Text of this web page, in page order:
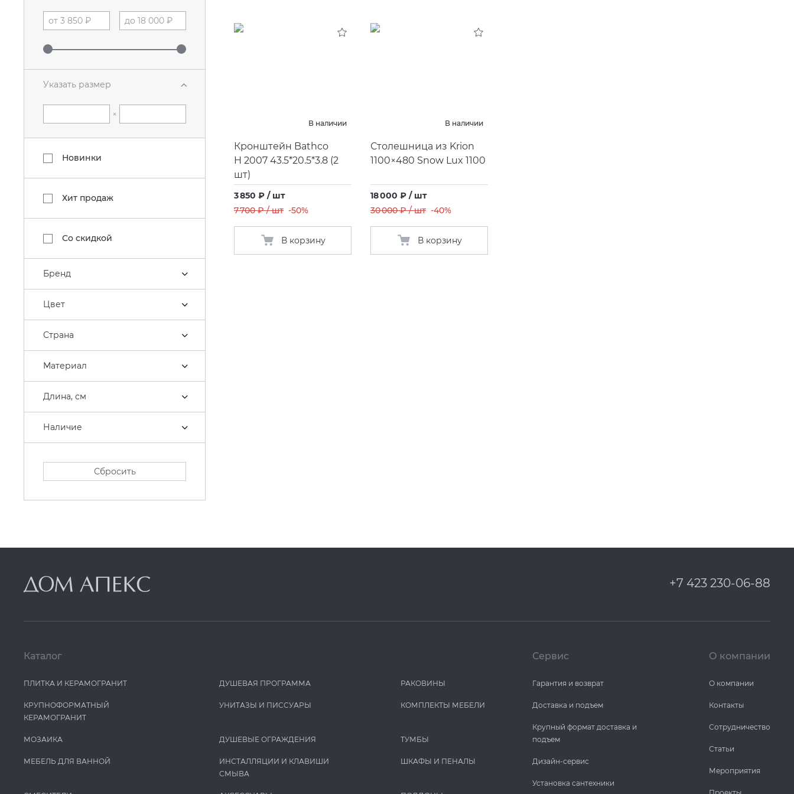
Указать размер
×
Новинки
Хит продаж
Со скидкой
Бренд
Цвет
Страна
Материал
Длина, см
Наличие
Сбросить
В наличии
Кронштейн Bathco
H 2007 43.5*20.5*3.8 (2
шт)
3 850 ₽ / шт
7 700 ₽ / шт -50%
В корзину
В наличии
Столешница из Krion
1100×480 Snow Lux 1100
18 000 ₽ / шт
30 000 ₽ / шт -40%
В корзину
+7 423 230-06-88
Каталог
ПЛИТКА И КЕРАМОГРАНИТ
КРУПНОФОРМАТНЫЙ
КЕРАМОГРАНИТ
МОЗАИКА
МЕБЕЛЬ ДЛЯ ВАННОЙ
ДУШЕВАЯ ПРОГРАММА
УНИТАЗЫ И ПИCCУАРЫ
ДУШЕВЫЕ ОГРАЖДЕНИЯ
ИНСТАЛЛЯЦИИ И КЛАВИШИ
СМЫВА
РАКОВИНЫ
КОМПЛЕКТЫ МЕБЕЛИ
ТУМБЫ
ШКАФЫ И ПЕНАЛЫ
Сервис
Гарантия и возврат
Доставка и подъем
Крупный формат доставка и
подъем
Дизайн-сервис
Установка сантехники
О компании
О компании
Контакты
Сотрудничество
Статьи
Мероприятия